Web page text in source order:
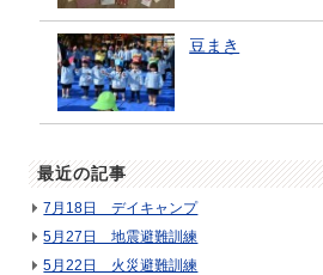
豆まき
最近の記事
7月18日 デイキャンプ
5月27日 地震避難訓練
5月22日 火災避難訓練